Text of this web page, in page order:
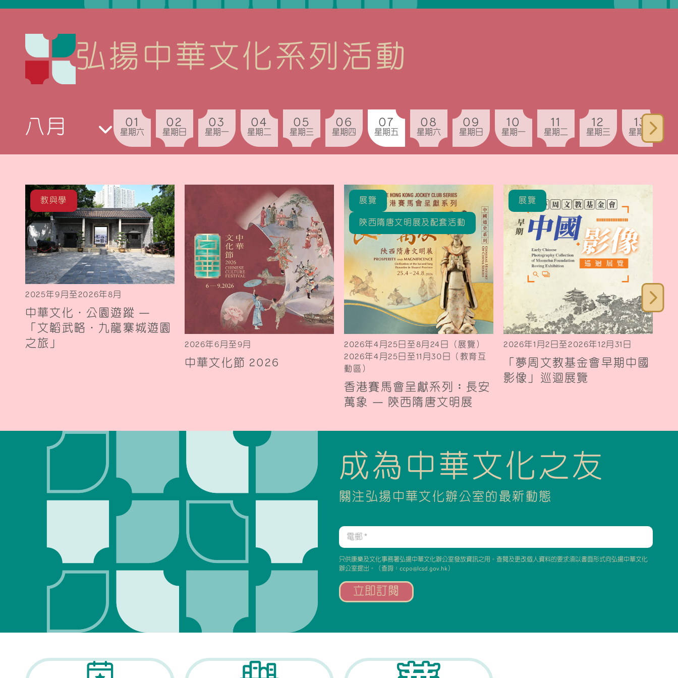
弘揚中華文化系列活動
教與學
2025年9月至2026年8月
中華文化．公園遊蹤 —
「文韜武略．九龍寨城遊園
之旅」
2026年6月至9月
中華文化節 2026
展覽
陝西隋唐文明展及配套活動
2026年4月25日至8月24日（展覽）
2026年4月25日至11月30日（教育互
動區）
香港賽馬會呈獻系列︰長安
萬象 — 陝西隋唐文明展
展覽
2026年1月2日至2026年12月31日
「夢周文教基金會早期中國
影像」巡迴展覽
01
星期六
02
星期日
03
星期一
04
星期二
05
星期三
06
星期四
07
星期五
08
星期六
09
星期日
10
星期一
11
星期二
12
星期三
13
星期四
成為中華文化之友
關注弘揚中華文化辦公室的最新動態
電
*
只供康樂及文化事務署弘揚中華文化辦公室發放資訊之用。查閱及更改個人資料的要求須以書面形式向弘揚中華文化
辦公室提出。（查詢：ccpo@lcsd.gov.hk）
立即訂閱